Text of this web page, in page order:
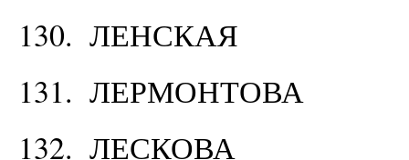
130. ЛЕНСКАЯ
131. ЛЕРМОНТОВА
132. ЛЕСКОВА